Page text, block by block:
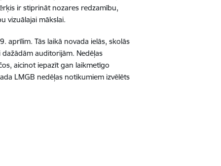
ir stiprināt nozares redzamību,
vizuālajai mākslai.
aprīlim. Tās laikā novada ielās, skolās
auditorijām. Nedēļas
aicinot iepazīt gan laikmetīgo
LMGB nedēļas notikumiem izvēlēts